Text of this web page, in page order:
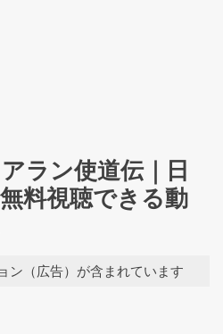
ラン使道伝｜日
料視聴できる動
ン（広告）が含まれています